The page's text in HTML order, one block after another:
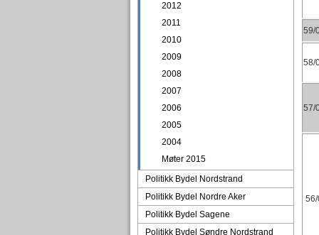
2012
2011
2010
2009
2008
2007
2006
2005
2004
Møter 2015
Politikk Bydel Nordstrand
Politikk Bydel Nordre Aker
Politikk Bydel Sagene
Politikk Bydel Søndre Nordstrand
59/
58/
57/